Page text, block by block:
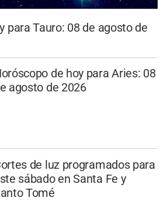
para Tauro: 08 de agosto de
de hoy para Aries: 08
agosto de 2026
de luz programados para
sábado en Santa Fe y
Tomé